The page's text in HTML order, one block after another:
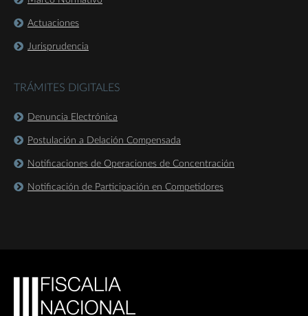
Actuaciones
Jurisprudencia
TRÁMITES DIGITALES
Denuncia Electrónica
Postulación a Delación Compensada
Notificaciones de Operaciones de Concentración
Notificación de Participación en Competidores